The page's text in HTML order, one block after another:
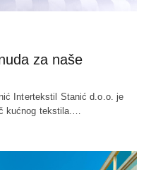
za naše
Intertekstil Stanić d.o.o. je
kućnog tekstila.…